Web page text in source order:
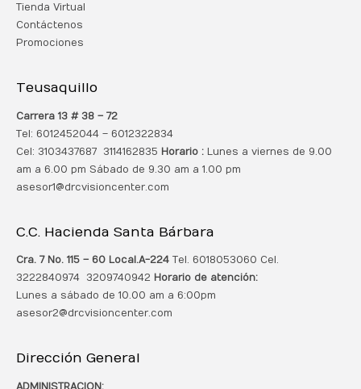
Tienda Virtual
Contáctenos
Promociones
Teusaquillo
Carrera 13 # 38 – 72
Tel: 6012452044 – 6012322834
Cel: 3103437687 3114162835 Horario : Lunes a viernes de 9.00
am a 6.00 pm Sábado de 9.30 am a 1.00 pm
asesor1@drcvisioncenter.com
C.C. Hacienda Santa Bárbara
Cra. 7 No. 115 – 60 Local.A-224 Tel. 6018053060 Cel.
3222840974 3209740942 Horario de atención:
Lunes a sábado de 10.00 am a 6:00pm
asesor2@drcvisioncenter.com
Dirección General
ADMINISTRACION: